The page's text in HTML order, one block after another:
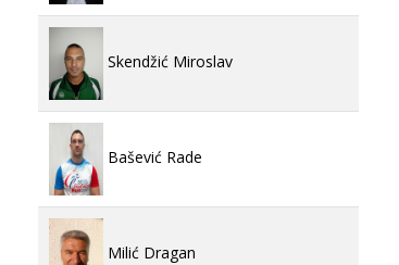
Skendžić Miroslav
Bašević Rade
Milić Dragan